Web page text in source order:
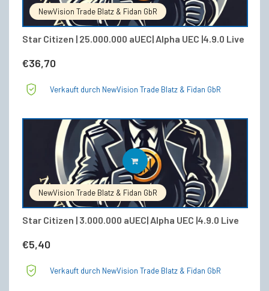
NewVision Trade Blatz & Fidan GbR
Star Citizen | 25.000.000 aUEC| Alpha UEC |4.9.0 Live
€36,70
Verkauft durch NewVision Trade Blatz & Fidan GbR
NewVision Trade Blatz & Fidan GbR
Star Citizen | 3.000.000 aUEC| Alpha UEC |4.9.0 Live
€5,40
IN DEN WARENKORB
Verkauft durch NewVision Trade Blatz & Fidan GbR